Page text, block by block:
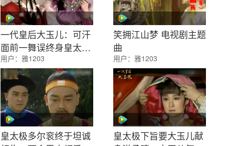
一代皇后大玉儿：可汗
面前一舞误终身皇太极
看上了大玉儿
用户： 雅1203
笑拥江山梦 电视剧主题
曲
用户： 雅1203
皇太极多尔衮终于坦诚
皇太极下旨要大玉儿献